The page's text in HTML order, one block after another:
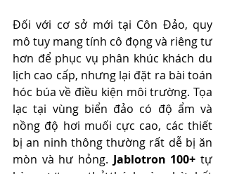
Đối với cơ sở mới tại Côn Đảo, quy
mô tuy mang tính cô đọng và riêng tư
hơn để phục vụ phân khúc khách du
lịch cao cấp, nhưng lại đặt ra bài toán
hóc búa về điều kiện môi trường. Tọa
lạc tại vùng biển đảo có độ ẩm và
nồng độ hơi muối cực cao, các thiết
bị an ninh thông thường rất dễ bị ăn
mòn và hư hỏng. Jablotron 100+ tự